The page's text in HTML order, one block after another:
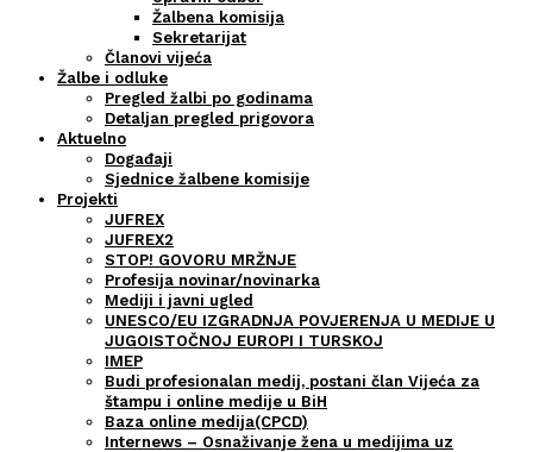
Žalbena komisija
Sekretarijat
Članovi vijeća
Žalbe i odluke
Pregled žalbi po godinama
Detaljan pregled prigovora
Aktuelno
Događaji
Sjednice žalbene komisije
Projekti
JUFREX
JUFREX2
STOP! GOVORU MRŽNJE
Profesija novinar/novinarka
Mediji i javni ugled
UNESCO/EU IZGRADNJA POVJERENJA U MEDIJE U
JUGOISTOČNOJ EUROPI I TURSKOJ
IMEP
Budi profesionalan medij, postani član Vijeća za
štampu i online medije u BiH
Baza online medija(CPCD)
Internews – Osnaživanje žena u medijima uz